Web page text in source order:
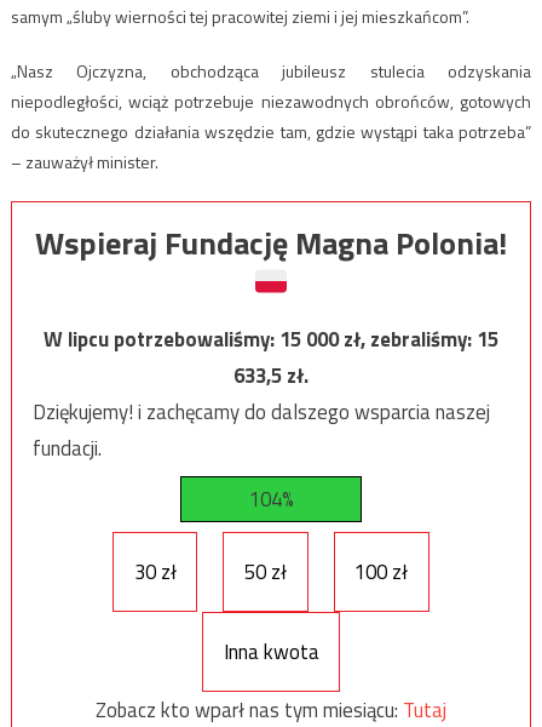
samym „śluby wierności tej pracowitej ziemi i jej mieszkańcom”.
„Nasz Ojczyzna, obchodząca jubileusz stulecia odzyskania
niepodległości, wciąż potrzebuje niezawodnych obrońców, gotowych
do skutecznego działania wszędzie tam, gdzie wystąpi taka potrzeba”
– zauważył minister.
Wspieraj Fundację Magna Polonia!
W lipcu potrzebowaliśmy:15 000zł, zebraliśmy:15
633,5zł.
Dziękujemy! i zachęcamy do dalszego wsparcia naszej
fundacji.
104%
30 zł 50 zł 100 zł
Inna kwota
Zobacz kto wparł nas tym miesiącu: Tutaj